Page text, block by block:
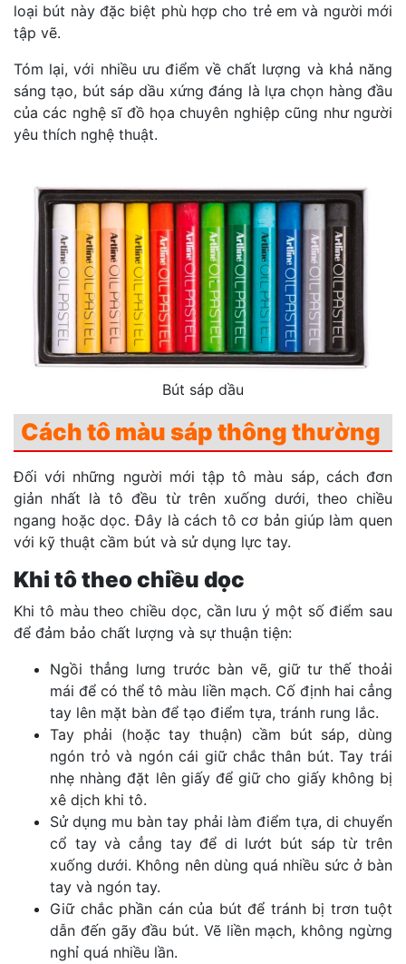
loại bút này đặc biệt phù hợp cho trẻ em và người mới
tập vẽ.
Tóm lại, với nhiều ưu điểm về chất lượng và khả năng
sáng tạo, bút sáp dầu xứng đáng là lựa chọn hàng đầu
của các nghệ sĩ đồ họa chuyên nghiệp cũng như người
yêu thích nghệ thuật.
Bút sáp dầu
Cách tô màu sáp thông thường
Đối với những người mới tập tô màu sáp, cách đơn
giản nhất là tô đều từ trên xuống dưới, theo chiều
ngang hoặc dọc. Đây là cách tô cơ bản giúp làm quen
với kỹ thuật cầm bút và sử dụng lực tay.
Khi tô theo chiều dọc
Khi tô màu theo chiều dọc, cần lưu ý một số điểm sau
để đảm bảo chất lượng và sự thuận tiện:
Ngồi thẳng lưng trước bàn vẽ, giữ tư thế thoải
mái để có thể tô màu liền mạch. Cố định hai cẳng
tay lên mặt bàn để tạo điểm tựa, tránh rung lắc.
Tay phải (hoặc tay thuận) cầm bút sáp, dùng
ngón trỏ và ngón cái giữ chắc thân bút. Tay trái
nhẹ nhàng đặt lên giấy để giữ cho giấy không bị
xê dịch khi tô.
Sử dụng mu bàn tay phải làm điểm tựa, di chuyển
cổ tay và cẳng tay để di lướt bút sáp từ trên
xuống dưới. Không nên dùng quá nhiều sức ở bàn
tay và ngón tay.
Giữ chắc phần cán của bút để tránh bị trơn tuột
dẫn đến gãy đầu bút. Vẽ liền mạch, không ngừng
nghỉ quá nhiều lần.